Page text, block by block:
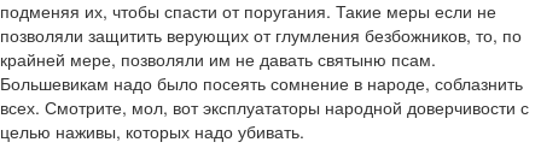
подменяя их, чтобы спасти от поругания. Такие меры если не
позволяли защитить верующих от глумления безбожников, то, по
крайней мере, позволяли им не давать святыню псам.
Большевикам надо было посеять сомнение в народе, соблазнить
всех. Смотрите, мол, вот эксплуататоры народной доверчивости с
целью наживы, которых надо убивать.